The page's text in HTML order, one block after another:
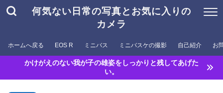
何気ない日常の写真とお気に入りの
カメラ
ホームへ戻る EOS R ミニバス ミニバスケの撮影 自己紹介 お
かけがえのない我が子の雄姿をしっかりと残してあげた
い。